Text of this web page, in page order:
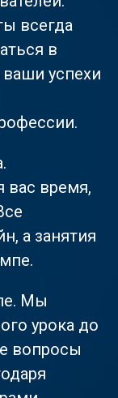
всегда
в
успехи
вас время,
а занятия
Мы
урока до
вопросы